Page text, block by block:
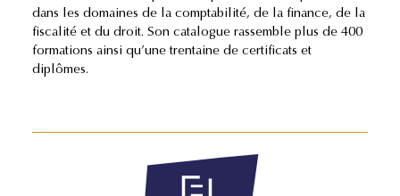
dans les domaines de la comptabilité, de la finance, de la
fiscalité et du droit. Son catalogue rassemble plus de 400
formations ainsi qu’une trentaine de certificats et
diplômes.